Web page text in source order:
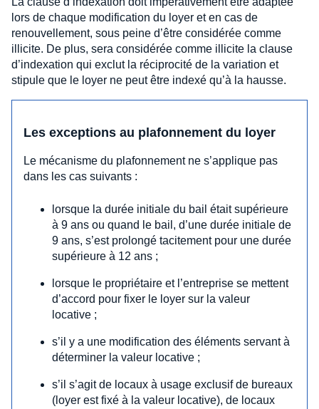
lors de chaque modification du loyer et en cas de
renouvellement, sous peine d’être considérée comme
illicite. De plus, sera considérée comme illicite la clause
d’indexation qui exclut la réciprocité de la variation et
stipule que le loyer ne peut être indexé qu’à la hausse.
Les exceptions au plafonnement du loyer
Le mécanisme du plafonnement ne s’applique pas
dans les cas suivants :
lorsque la durée initiale du bail était supérieure
à 9 ans ou quand le bail, d’une durée initiale de
9 ans, s’est prolongé tacitement pour une durée
supérieure à 12 ans ;
lorsque le propriétaire et l’entreprise se mettent
d’accord pour fixer le loyer sur la valeur
locative ;
s’il y a une modification des éléments servant à
déterminer la valeur locative ;
s’il s’agit de locaux à usage exclusif de bureaux
(loyer est fixé à la valeur locative), de locaux